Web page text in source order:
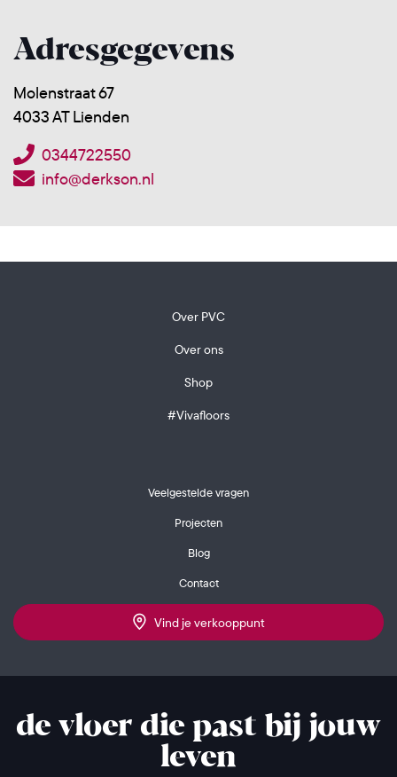
Adresgegevens
Molenstraat 67
4033 AT Lienden
0344722550
info@derkson.nl
Over PVC
Over ons
Shop
#Vivafloors
Veelgestelde vragen
Projecten
Blog
Contact
Vind je verkooppunt
de vloer die past bij jouw
leven